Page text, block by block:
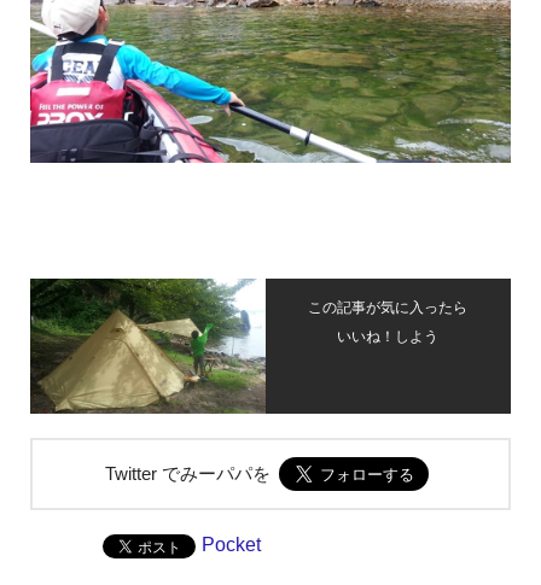
この記事が気に入ったら
いいね！しよう
Twitter でみーパパを
Pocket